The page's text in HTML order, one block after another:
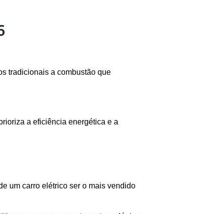
tradicionais a combustão que
a eficiência energética e a
um carro elétrico ser o mais vendido